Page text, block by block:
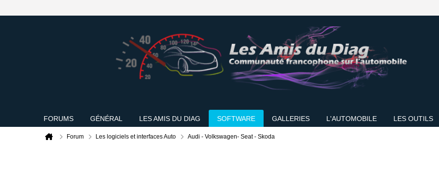
FORUMS GÉNÉRAL LES AMIS DU DIAG SOFTWARE GALLERIES L'AUTOMOBILE LES OUTILS
Forum Les logiciels et interfaces Auto Audi - Volkswagen- Seat - Skoda